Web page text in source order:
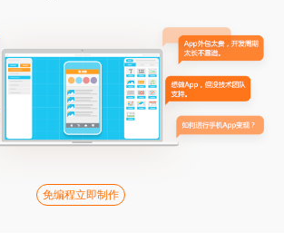
免编程立即制作